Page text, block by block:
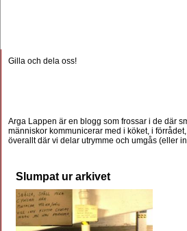
Gilla och dela oss!
Arga Lappen är en blogg som frossar i de där
människor kommunicerar med i köket, i
överallt där vi delar utrymme och umgås (eller
Slumpat ur arkivet